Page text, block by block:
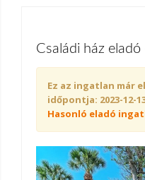
Családi ház
Ez az ingatlan már
időpontja: 2023-12-
Hasonló eladó